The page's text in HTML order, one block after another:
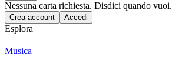
Nessuna carta richiesta. Disdici quando vuoi.
Crea account Accedi
Esplora
Musica